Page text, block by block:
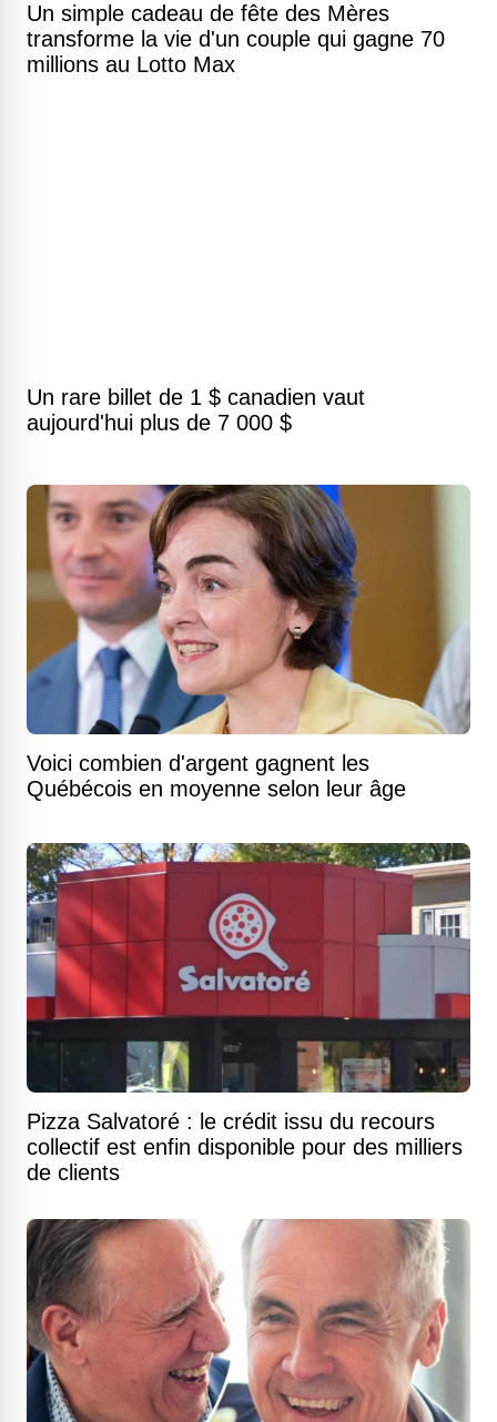
Un simple cadeau de fête des Mères
transforme la vie d'un couple qui gagne 70
millions au Lotto Max
Un rare billet de 1 $ canadien vaut
aujourd'hui plus de 7 000 $
Voici combien d'argent gagnent les
Québécois en moyenne selon leur âge
Pizza Salvatoré : le crédit issu du recours
collectif est enfin disponible pour des milliers
de clients